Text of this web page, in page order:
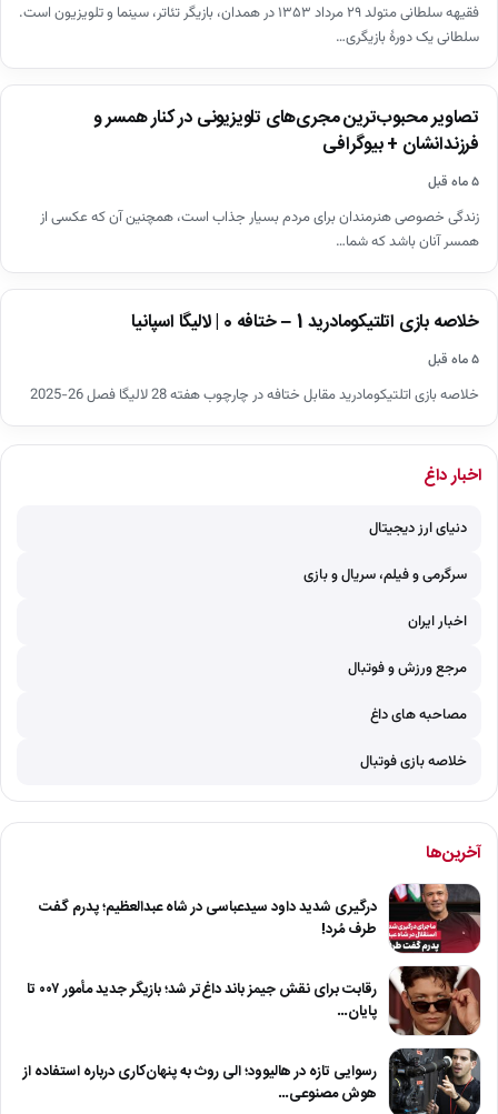
فقیهه سلطانی متولد ۲۹ مرداد ۱۳۵۳ در همدان، بازیگر تئاتر، سینما و تلویزیون است.
سلطانی یک دورهٔ بازیگری…
تصاویر محبوب‌ترین مجری‌های تلویزیونی در کنار همسر و
فرزندانشان + بیوگرافی
۵ ماه قبل
زندگی خصوصی هنرمندان برای مردم بسیار جذاب است، همچنین آن که عکسی از
همسر آنان باشد که شما…
خلاصه بازی اتلتیکومادرید 1 – ختافه 0 | لالیگا اسپانیا
۵ ماه قبل
خلاصه بازی اتلتیکومادرید مقابل ختافه در چارچوب هفته 28 لالیگا فصل 26-2025
اخبار داغ
دنیای ارز دیجیتال
سرگرمی و فیلم، سریال و بازی
اخبار ایران
مرجع ورزش و فوتبال
مصاحبه های داغ
خلاصه بازی فوتبال
آخرین‌ها
درگیری شدید داود سیدعباسی در شاه عبدالعظیم؛ پدرم گفت
طرف مُرد!
رقابت برای نقش جیمز باند داغ‌تر شد؛ بازیگر جدید مأمور ۰۰۷ تا
پایان…
رسوایی تازه در هالیوود؛ الی روث به پنهان‌کاری درباره استفاده از
هوش مصنوعی…